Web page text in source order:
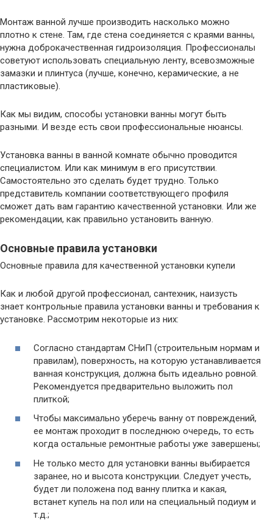
Монтаж ванной лучше производить насколько можно
плотно к стене. Там, где стена соединяется с краями ванны,
нужна доброкачественная гидроизоляция. Профессионалы
советуют использовать специальную ленту, всевозможные
замазки и плинтуса (лучше, конечно, керамические, а не
пластиковые).
Как мы видим, способы установки ванны могут быть
разными. И везде есть свои профессиональные нюансы.
Установка ванны в ванной комнате обычно проводится
специалистом. Или как минимум в его присутствии.
Самостоятельно это сделать будет трудно. Только
представитель компании соответствующего профиля
сможет дать вам гарантию качественной установки. Или же
рекомендации, как правильно установить ванную.
Основные правила установки
Основные правила для качественной установки купели
Как и любой другой профессионал, сантехник, наизусть
знает контрольные правила установки ванны и требования к
установке. Рассмотрим некоторые из них:
Согласно стандартам СНиП (строительным нормам и
правилам), поверхность, на которую устанавливается
ванная конструкция, должна быть идеально ровной.
Рекомендуется предварительно выложить пол
плиткой;
Чтобы максимально уберечь ванну от повреждений,
ее монтаж проходит в последнюю очередь, то есть
когда остальные ремонтные работы уже завершены;
Не только место для установки ванны выбирается
заранее, но и высота конструкции. Следует учесть,
будет ли положена под ванну плитка и какая,
встанет купель на пол или на специальный подиум и
т.д.;